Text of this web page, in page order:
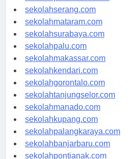
sekolahpekanbaru.com
sekolahserang.com
sekolahmataram.com
sekolahsurabaya.com
sekolahpalu.com
sekolahmakassar.com
sekolahkendari.com
sekolahgorontalo.com
sekolahtanjungselor.com
sekolahmanado.com
sekolahkupang.com
sekolahpalangkaraya.com
sekolahbanjarbaru.com